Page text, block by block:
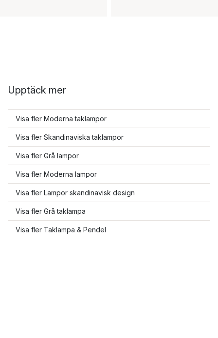
Upptäck mer
Visa fler Moderna taklampor
Visa fler Skandinaviska taklampor
Visa fler Grå lampor
Visa fler Moderna lampor
Visa fler Lampor skandinavisk design
Visa fler Grå taklampa
Visa fler Taklampa & Pendel